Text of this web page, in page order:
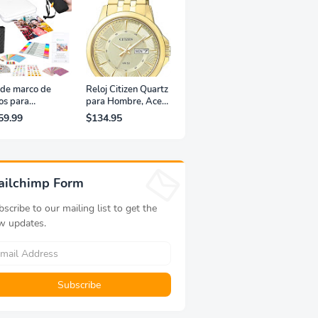
marco de
para
portátil
y
Reloj Citizen Quartz
para Hombre, Acero
Inoxidable, Clásico,
Dorado
$134.95
Form
to our mailing list to get the
updates.